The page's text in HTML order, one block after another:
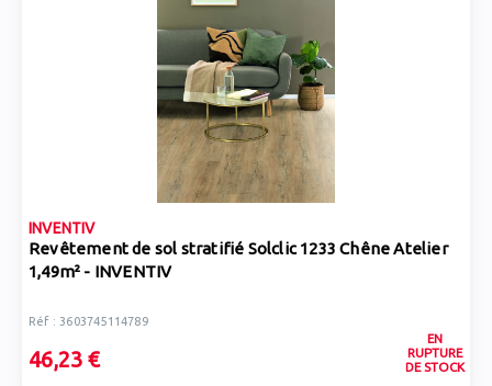
INVENTIV
Revêtement de sol stratifié Solclic 1233 Chêne Atelier
1,49m² - INVENTIV
Réf : 3603745114789
46,23 €
EN
RUPTURE
DE STOCK